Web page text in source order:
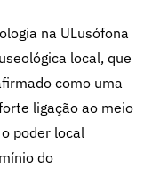
na ULusófona
local, que
como uma
ligação ao meio
poder local
do